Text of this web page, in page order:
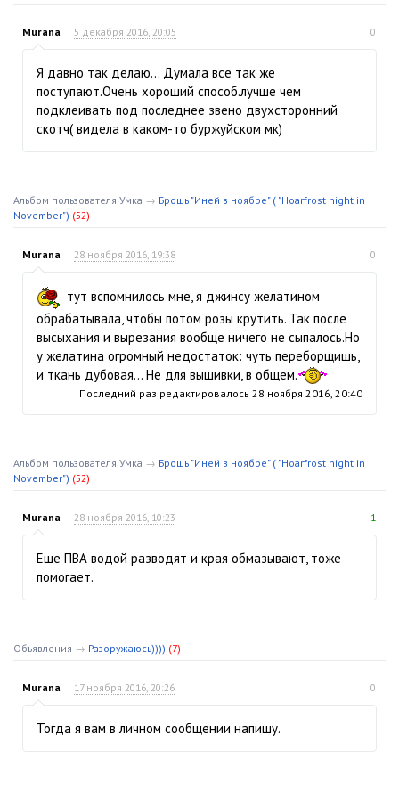
Murana 5 декабря 2016, 20:05 0
Я давно так делаю… Думала все так же
поступают.Очень хороший способ.лучше чем
подклеивать под последнее звено двухсторонний
скотч( видела в каком-то буржуйском мк)
Альбом пользователя Умка → Брошь "Иней в ноябре" ( "Hoarfrost night in
November") (52)
Murana 28 ноября 2016, 19:38 0
тут вспомнилось мне, я джинсу желатином
обрабатывала, чтобы потом розы крутить. Так после
высыхания и вырезания вообще ничего не сыпалось.Но
у желатина огромный недостаток: чуть переборщишь,
и ткань дубовая… Не для вышивки, в общем.
Последний раз редактировалось 28 ноября 2016, 20:40
Альбом пользователя Умка → Брошь "Иней в ноябре" ( "Hoarfrost night in
November") (52)
Murana 28 ноября 2016, 10:23 1
Еще ПВА водой разводят и края обмазывают, тоже
помогает.
Объявления → Разоружаюсь)))) (7)
Murana 17 ноября 2016, 20:26 0
Тогда я вам в личном сообщении напишу.